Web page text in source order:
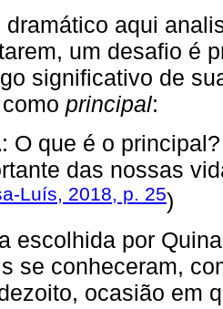
dramático aqui
um desafio é
significativo de
principal:
O que é o
das nossas
Luís, 2018, p. 25)
escolhida por
se conheceram,
ocasião em